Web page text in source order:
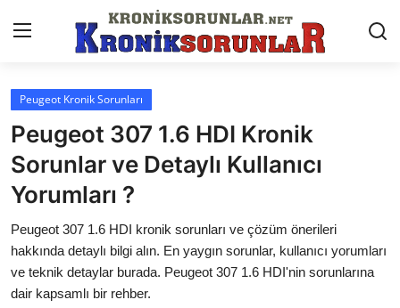
Anasayfa
Markalar
İletişim
Trafik & Cezalar
Sigorta & Kasko
Peugeot Kronik Sorunları
Peugeot 307 1.6 HDI Kronik
Sorunlar ve Detaylı Kullanıcı
Yorumları ?
Peugeot 307 1.6 HDI kronik sorunları ve çözüm önerileri
hakkında detaylı bilgi alın. En yaygın sorunlar, kullanıcı yorumları
ve teknik detaylar burada. Peugeot 307 1.6 HDI'nin sorunlarına
dair kapsamlı bir rehber.